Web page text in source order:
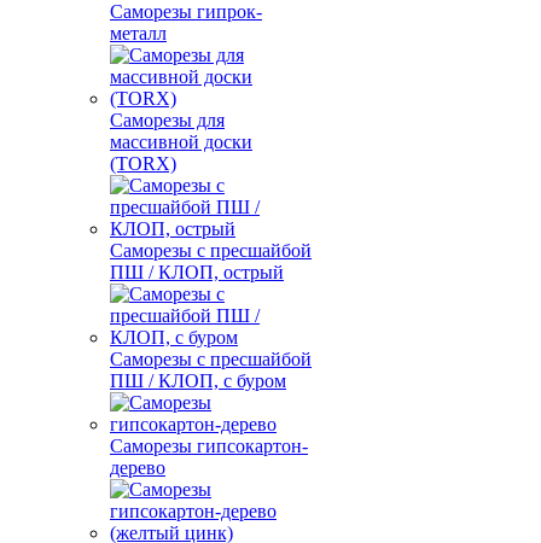
Саморезы гипрок-
металл
Саморезы для
массивной доски
(TORX)
Саморезы с пресшайбой
ПШ / КЛОП, острый
Саморезы с пресшайбой
ПШ / КЛОП, с буром
Саморезы гипсокартон-
дерево